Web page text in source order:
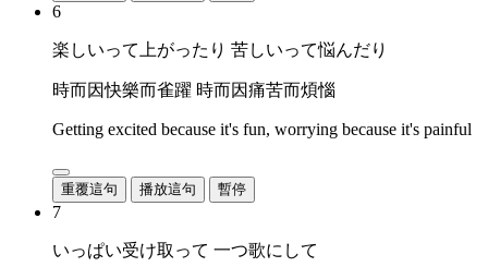
6
楽しいって上がったり 苦しいって悩んだり
時而因快樂而雀躍 時而因痛苦而煩惱
Getting excited because it's fun, worrying because it's painful
重覆這句 播放這句 暫停
7
いっぱい受け取って 一つ歌にして